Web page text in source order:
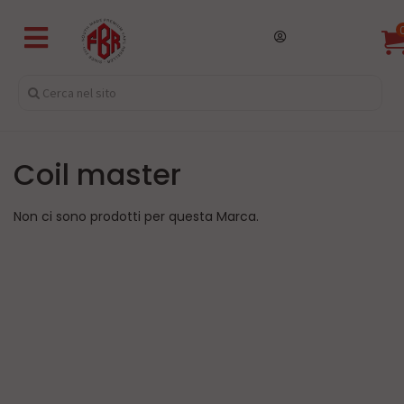
coil master
Non ci sono prodotti per questa Marca.